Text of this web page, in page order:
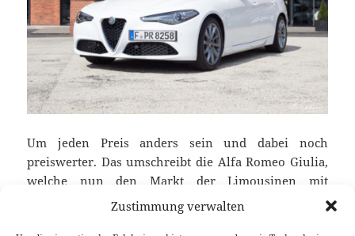
Zustimmung verwalten
Um jeden Preis anders sein und dabei noch
preiswerter. Das umschreibt die Alfa Romeo Giulia,
welche nun den Markt der Limousinen mit
italienischem Feuer durchwirbeln will, wohl am
Besten. Auch wenn die Giulia mit läppischen 180